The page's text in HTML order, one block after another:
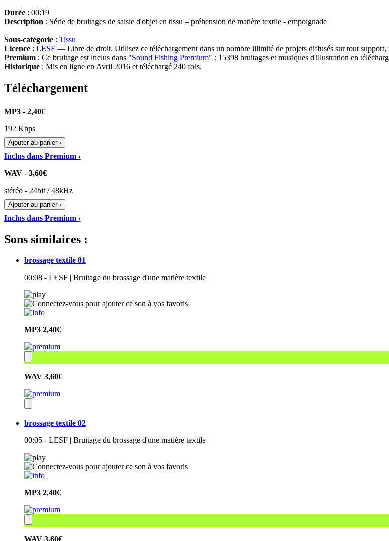
Durée : 00:19
Description : Série de bruitages de saisie d'objet en tissu – préhension de matière textile - empoignade
Sous-catégorie : Tissu
Licence : LESF — Libre de droit. Utilisez ce téléchargement dans un nombre illimité de projets diffusés sur tout support,
Premium : Ce bruitage est inclus dans "Sound Fishing Premium" : 15398 bruitages et musiques d'illustration en
Historique : Mis en ligne en Avril 2016 et téléchargé 240 fois.
Téléchargement
MP3 - 2,40€
192 Kbps
Ajouter au panier ›
Inclus dans Premium ›
WAV - 3,60€
stéréo - 24bit / 48kHz
Ajouter au panier ›
Inclus dans Premium ›
Sons similaires :
brossage textile 01
00:08 - LESF | Bruitage du brossage d'une matière textile
MP3 2,40€
WAV 3,60€
brossage textile 02
00:05 - LESF | Bruitage du brossage d'une matière textile
MP3 2,40€